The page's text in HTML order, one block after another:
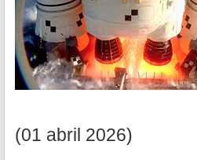
(01 abril 2026)